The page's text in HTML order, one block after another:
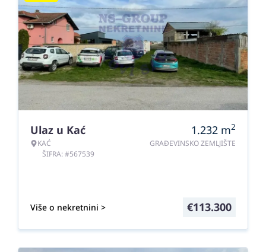
Ulaz u Kać
KAĆ
ŠIFRA: #567539
1.232 m2
GRAĐEVINSKO ZEMLJIŠTE
Više o nekretnini > €113.300